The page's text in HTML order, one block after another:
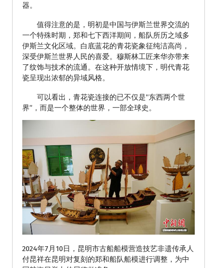
器。
值得注意的是，明初是中国与伊斯兰世界交流的
一个特殊时期，郑和七下西洋期间，船队所历之域多
伊斯兰文化区域。白底蓝花的青花瓷象征纯洁高尚，
深受伊斯兰世界人民的喜爱。穆斯林工匠来华亦带来
了纹饰与技术的流通。在这种开放情境下，明代青花
瓷呈现出浓郁的异域风格。
可以看出，青花瓷连接的已不仅是“东西两个世
界”，而是一个整体的世界，一部全球史。
2024年7月10日，昆明市古船船模营造技艺非遗传承人
付昆祥在昆明对复刻的郑和船队船模进行调整，为中